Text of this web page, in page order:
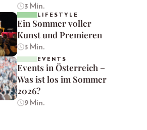
3 Min.
LIFESTYLE
Ein Sommer voller
Kunst und Premieren
3 Min.
EVENTS
Events in Österreich –
Was ist los im Sommer
2026?
9 Min.